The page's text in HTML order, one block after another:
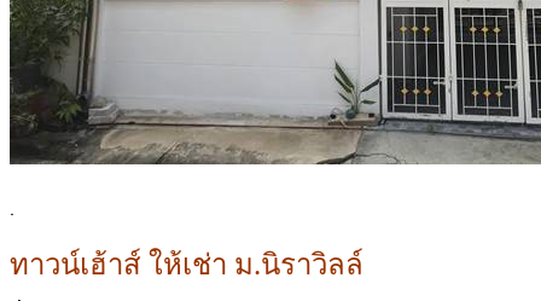
.
ทาวน์เฮ้าส์ ให้เช่า ม.นิราวิลล์